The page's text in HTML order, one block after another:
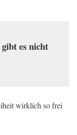
es nicht
wirklich so frei